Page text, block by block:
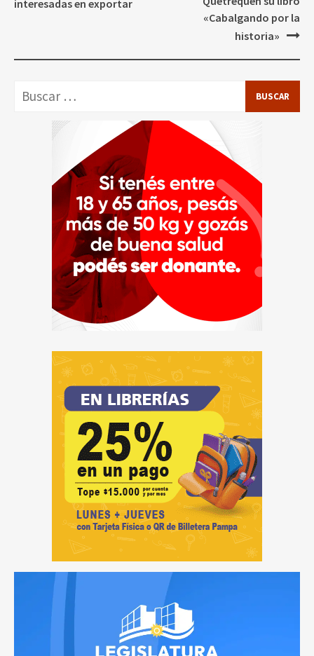
interesadas en exportar
«Cabalgando por la
historia»
Buscar: